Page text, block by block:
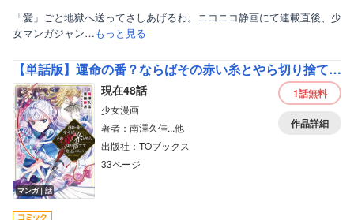
「愛」ごと地獄へ送ってさしあげるわ。ニコニコ静画にて連載直後、少
女マンガジャン…もっと見る
【単話版】運命の番？ならばその赤い糸とやら切り捨てて差し上げましょう＠COMIC
マンガ｜話
現在48話
少女漫画
著者：南澤久佳...他
出版社：TOブックス
33ページ
1話無料
作品詳細